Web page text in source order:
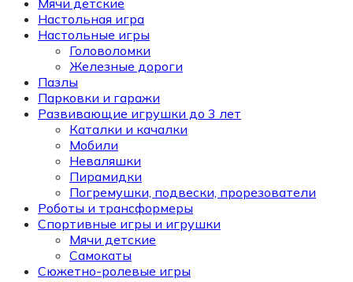
Мячи детские
Настольная игра
Настольные игры
Головоломки
Железные дороги
Пазлы
Парковки и гаражи
Развивающие игрушки до 3 лет
Каталки и качалки
Мобили
Неваляшки
Пирамидки
Погремушки, подвески, прорезователи
Роботы и трансформеры
Спортивные игры и игрушки
Мячи детские
Самокаты
Сюжетно-ролевые игры